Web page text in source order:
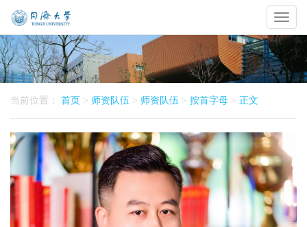
Toggle
当前位置： 首页 > 师资队伍 > 师资队伍 > 按首字母 > 正文